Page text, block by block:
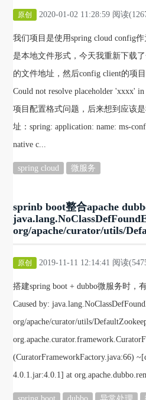
原创 2020-01-02 11:28:59 阅读
我们项目是使用spring cloud config
是本地文件形式，今天我重新下载
的文件地址，然后config client的项
Could not resolve placeholder 'xxxx'
项目配置格式问题，后来想到应该
址：spring: application: name: ms-
native c...
spring cloud 微服务
sprinb boot整合apache
org/apache/curator/utils/
原创 2019-11-11 12:14:41 阅读
搭建spring boot + dubbo微服务时，
Caused by:
org/apache/curator/utils/
(CuratorFrameworkFactory.java:66)
4.0.1.jar:4.0.1] at